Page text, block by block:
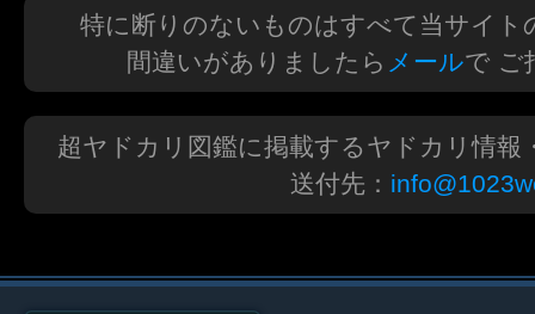
特に断りのないものはすべて当サイト
間違いがありましたら メールで ご
超ヤドカリ図鑑に掲載するヤドカリ情報
送付先：